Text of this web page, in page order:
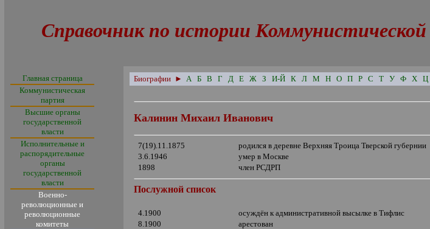
Справочник по истории
Главная страница
Коммунистическая
партия
Высшие органы
государственной
власти
Исполнительные и
распорядительные
органы
государственной
власти
Военно-
революционные и
революционные
комитеты
Биографии ► А Б В Г Д Е Ж З И-Й К Л М Н О П Р С Т У Ф Х Ц
Калинин Михаил Иванович
7(19).11.1875
родился в деревне Верхняя Троица Тверской губернии
3.6.1946
умер в Москве
1898
член РСДРП
Послужной список
4.1900
осуждён к административной высылке в Тифлис
8.1900
арестован